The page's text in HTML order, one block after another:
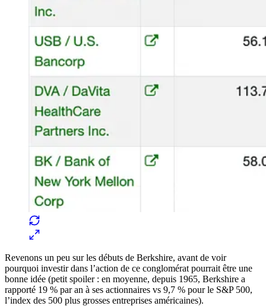
Revenons un peu sur les débuts de Berkshire, avant de voir
pourquoi investir dans l’action de ce conglomérat pourrait être une
bonne idée (petit spoiler : en moyenne, depuis 1965, Berkshire a
rapporté 19 % par an à ses actionnaires vs 9,7 % pour le S&P 500,
l’index des 500 plus grosses entreprises américaines).